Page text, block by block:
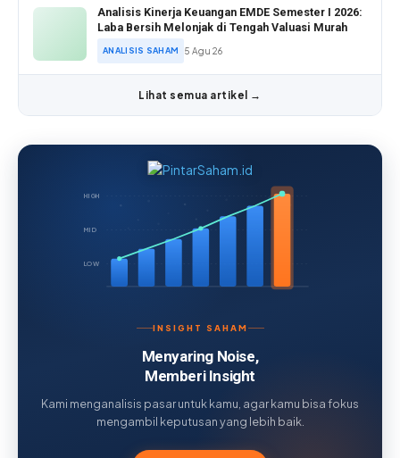
Analisis Kinerja Keuangan EMDE Semester I 2026:
Laba Bersih Melonjak di Tengah Valuasi Murah
ANALISIS SAHAM 5 Agu 26
Lihat semua artikel →
HIGH
MID
LOW
INSIGHT SAHAM
Menyaring Noise,
Memberi Insight
Kami menganalisis pasar untuk kamu, agar kamu bisa fokus
mengambil keputusan yang lebih baik.